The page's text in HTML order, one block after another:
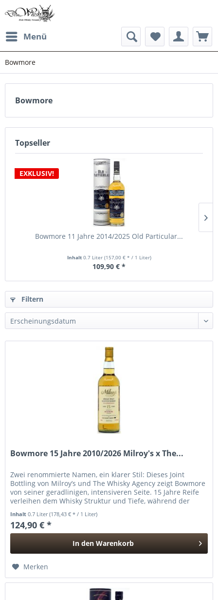
Menü
Bowmore
Bowmore
Topseller
EXKLUSIV!
Bowmore 11 Jahre 2014/2025 Old Particular...
Inhalt 0.7 Liter (157,00 € * / 1 Liter)
109,90 € *
Filtern
Bowmore 15 Jahre 2010/2026 Milroy's x The...
Zwei renommierte Namen, ein klarer Stil: Dieses Joint
Bottling von Milroy’s und The Whisky Agency zeigt Bowmore
von seiner geradlinigen, intensiveren Seite. 15 Jahre Reife
verleihen dem Whisky Struktur und Tiefe, während der
Inhalt0.7 Liter(178,43 € * / 1 Liter)
124,90 € *
In den Warenkorb
Merken